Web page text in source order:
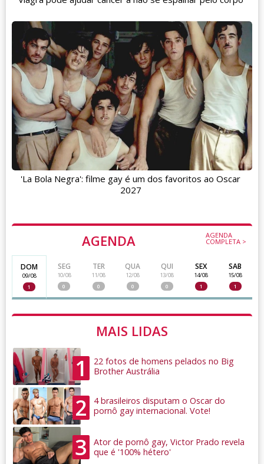
'La Bola Negra': filme gay é um dos favoritos ao Oscar
2027
AGENDA AGENDA
COMPLETA >
DOM
09/08
1
SEG
10/08
0
TER
11/08
0
QUA
12/08
0
QUI
13/08
0
SEX
14/08
1
SAB
15/08
1
MAIS LIDAS
1
22 fotos de homens pelados no Big
Brother Austrália
2
4 brasileiros disputam o Oscar do
pornô gay internacional. Vote!
3
Ator de pornô gay, Victor Prado revela
que é '100% hétero'